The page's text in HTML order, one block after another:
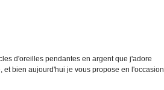
d'oreilles pendantes en argent que j'adore
bien aujourd'hui je vous propose en l'occasion